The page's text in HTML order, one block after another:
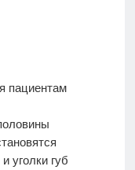
пациентам
уголки губ